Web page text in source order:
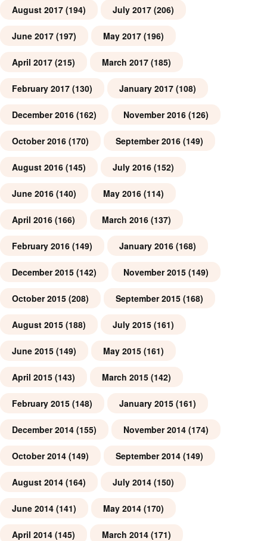
August 2017 (194) July 2017 (206)
June 2017 (197) May 2017 (196)
April 2017 (215) March 2017 (185)
February 2017 (130) January 2017 (108)
December 2016 (162) November 2016 (126)
October 2016 (170) September 2016 (149)
August 2016 (145) July 2016 (152)
June 2016 (140) May 2016 (114)
April 2016 (166) March 2016 (137)
February 2016 (149) January 2016 (168)
December 2015 (142) November 2015 (149)
October 2015 (208) September 2015 (168)
August 2015 (188) July 2015 (161)
June 2015 (149) May 2015 (161)
April 2015 (143) March 2015 (142)
February 2015 (148) January 2015 (161)
December 2014 (155) November 2014 (174)
October 2014 (149) September 2014 (149)
August 2014 (164) July 2014 (150)
June 2014 (141) May 2014 (170)
April 2014 (145) March 2014 (171)